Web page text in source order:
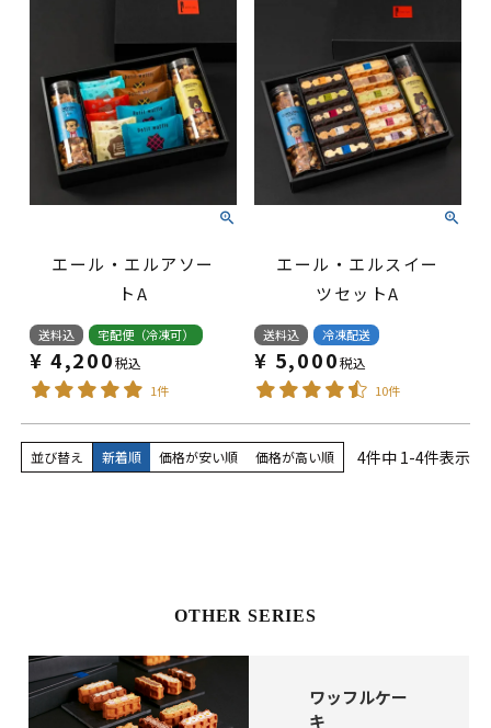
エール・エルアソー
トA
送料込 宅配便（冷凍可）
¥ 4,200税込
1件
エール・エルスイー
ツセットA
送料込 冷凍配送
¥ 5,000税込
10件
並び替え 新着順 価格が安い順 価格が高い順 4件中 1-4件表示
OTHER SERIES
ワッフルケー
キ